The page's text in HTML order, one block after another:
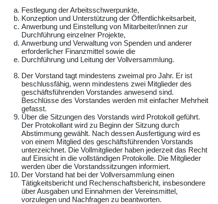
Festlegung der Arbeitsschwerpunkte,
Konzeption und Unterstützung der Öffentlichkeitsarbeit,
Anwerbung und Einstellung von Mitarbeiter/innen zur
Durchführung einzelner Projekte,
Anwerbung und Verwaltung von Spenden und anderer
erforderlicher Finanzmittel sowie die
Durchführung und Leitung der Vollversammlung.
Der Vorstand tagt mindestens zweimal pro Jahr. Er ist
beschlussfähig, wenn mindestens zwei Mitglieder des
geschäftsführenden Vorstandes anwesend sind.
Beschlüsse des Vorstandes werden mit einfacher Mehrheit
gefasst.
Über die Sitzungen des Vorstands wird Protokoll geführt.
Der Protokollant wird zu Beginn der Sitzung durch
Abstimmung gewählt. Nach dessen Ausfertigung wird es
von einem Mitglied des geschäftsführenden Vorstands
unterzeichnet. Die Vollmitglieder haben jederzeit das Recht
auf Einsicht in die vollständigen Protokolle. Die Mitglieder
werden über die Vorstandssitzungen informiert.
Der Vorstand hat bei der Vollversammlung einen
Tätigkeitsbericht und Rechenschaftsbericht, insbesondere
über Ausgaben und Einnahmen der Vereinsmittel,
vorzulegen und Nachfragen zu beantworten.